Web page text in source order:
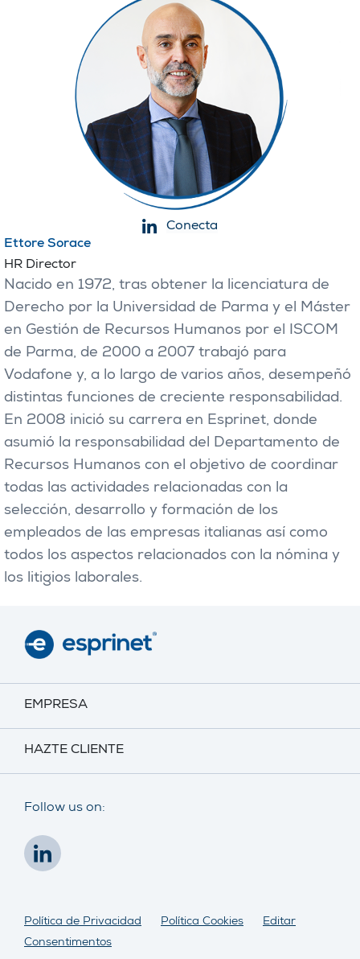
Ettore Sorace
HR Director
Nacido en 1972, tras obtener la licenciatura de
Derecho por la Universidad de Parma y el Máster
en Gestión de Recursos Humanos por el ISCOM
de Parma, de 2000 a 2007 trabajó para
Vodafone y, a lo largo de varios años, desempeñó
distintas funciones de creciente responsabilidad.
En 2008 inició su carrera en Esprinet, donde
asumió la responsabilidad del Departamento de
Recursos Humanos con el objetivo de coordinar
todas las actividades relacionadas con la
selección, desarrollo y formación de los
empleados de las empresas italianas así como
todos los aspectos relacionados con la nómina y
los litigios laborales.
Conecta
EMPRESA
HAZTE CLIENTE
Follow us on:
Política de Privacidad Política Cookies
Editar
Consentimentos